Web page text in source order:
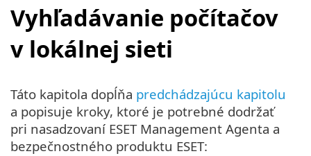
Vyhľadávanie počítačov
v lokálnej sieti
Táto kapitola dopĺňa predchádzajúcu kapitolu
a popisuje kroky, ktoré je potrebné dodržať
pri nasadzovaní ESET Management Agenta a
bezpečnostného produktu ESET: